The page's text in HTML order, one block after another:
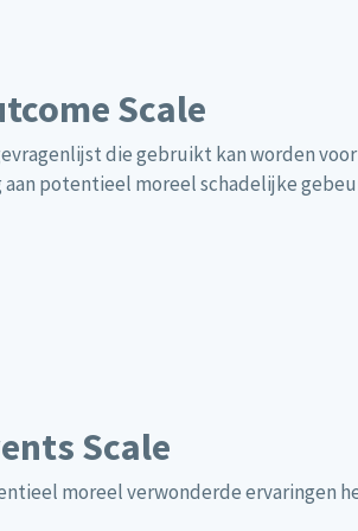
Scale
die gebruikt kan worden
potentieel moreel schadelijke
Scale
moreel verwonderde ervaringen